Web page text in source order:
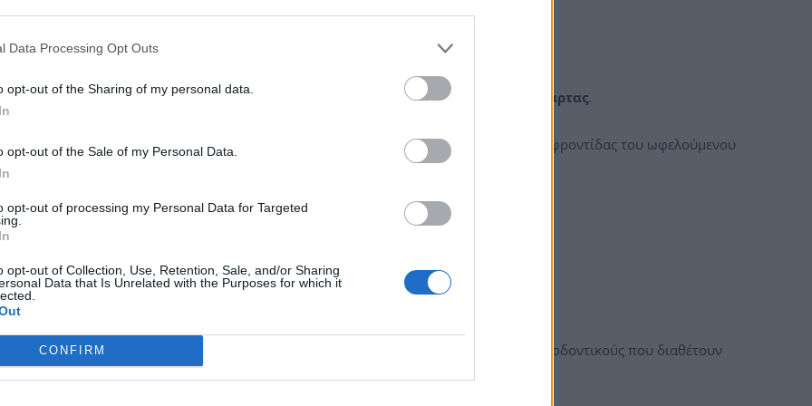
Data Processing Opt Outs
opt-out of the Sharing of my personal data.
opt-out of the Sale of my Personal Data.
opt-out of processing my Personal Data for Targeted
opt-out of Collection, Use, Retention, Sale, and/or Sharing
Data that Is Unrelated with the Purposes for which it
CONFIRM
σαράντα ευρώ (40€)και λαμβάνεται με την έκδοση άυλης ψηφιακής χρεωστικής κάρτας.
ή τμήμα του πραγματικού κόστους των προβλεπόμενων υπηρεσιών οδοντιατρικής φροντίδας του ωφελούμενου
για τις ακόλουθες υπηρεσίες:
γιαέξι (6) μήνες
μετά το μήνα έκδοσής της, σε όλους τους οδοντιάτρους/ορθοδοντικούς που διαθέτουν